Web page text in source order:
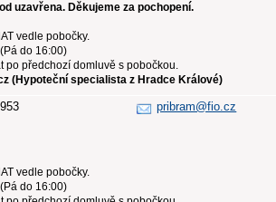
uzavřena. Děkujeme za pochopení.
vedle pobočky.
do 16:00)
po předchozí domluvě s pobočkou.
(Hypoteční specialista z Hradce Králové)
pribram@fio.cz
vedle pobočky.
do 16:00)